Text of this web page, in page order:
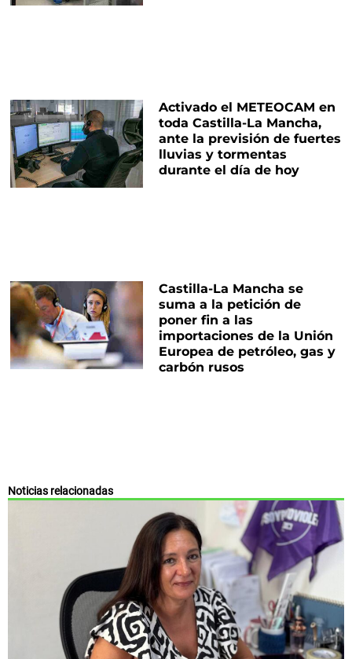
Activado el METEOCAM en
toda Castilla-La Mancha,
ante la previsión de fuertes
lluvias y tormentas
durante el día de hoy
Castilla-La Mancha se
suma a la petición de
poner fin a las
importaciones de la Unión
Europea de petróleo, gas y
carbón rusos
Noticias relacionadas